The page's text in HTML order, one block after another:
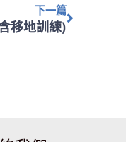
下一篇
移地訓練)